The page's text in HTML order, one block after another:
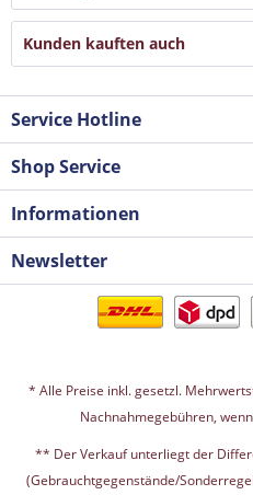
Kunden kauften auch
Service Hotline
Shop Service
Informationen
Newsletter
* Alle Preise inkl. gesetzl.
Nachnahmegebühren,
** Der Verkauf unterliegt der
(Gebrauchtgegenstände/